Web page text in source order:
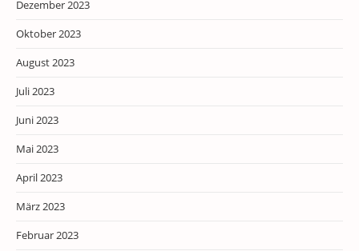
Dezember 2023
Oktober 2023
August 2023
Juli 2023
Juni 2023
Mai 2023
April 2023
März 2023
Februar 2023